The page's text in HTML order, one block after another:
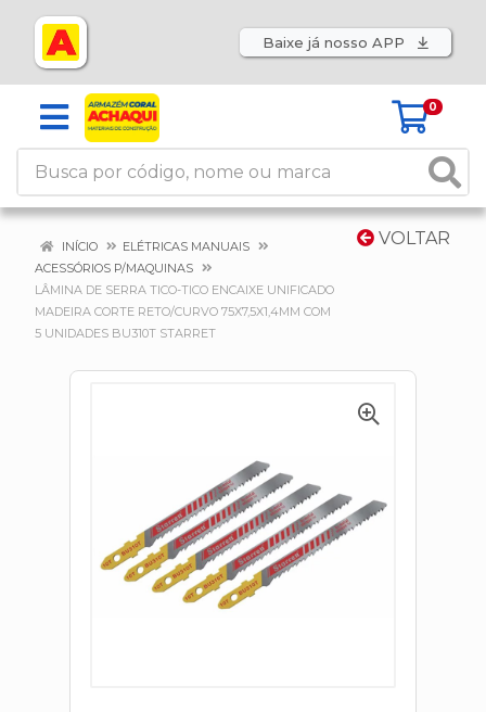
Baixe já nosso APP
0
VOLTAR
INÍCIO
ELÉTRICAS MANUAIS
ACESSÓRIOS P/MAQUINAS
LÂMINA DE SERRA TICO-TICO ENCAIXE UNIFICADO
MADEIRA CORTE RETO/CURVO 75X7,5X1,4MM COM
5 UNIDADES BU310T STARRET